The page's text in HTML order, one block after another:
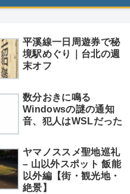
平溪線一日周遊券で秘
境駅めぐり｜台北の週
末オフ
数分おきに鳴る
Windowsの謎の通知
音、犯人はWSLだった
ヤマノススメ聖地巡礼
– 山以外スポット 飯能
以外編【街・観光地・
絶景】